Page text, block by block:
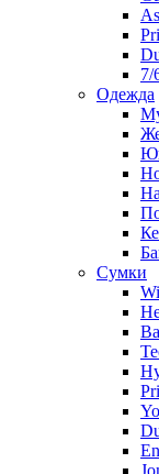
7/
Одежда
Сумки